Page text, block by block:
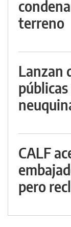
terreno
Lanzan
CALF
pero